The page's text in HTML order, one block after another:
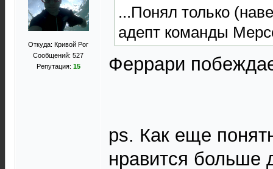
Откуда: Кривой Рог
Сообщений: 527
Репутация: 15
...Понял только
адепт команды
Феррари
ps. Как еще
нравится больше